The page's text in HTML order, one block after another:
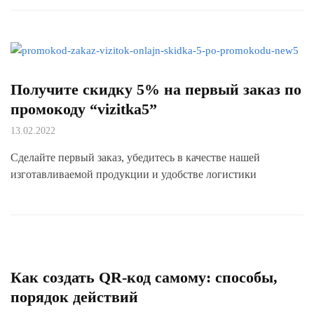
Получите скидку 5% на первый заказ по
промокоду “vizitka5”
13.02.2022
Сделайте первый заказ, убедитесь в качестве нашей
изготавливаемой продукции и удобстве логистики
Как создать QR-код самому: способы,
порядок действий